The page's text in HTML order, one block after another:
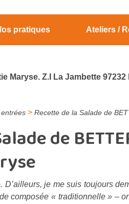
pratiques Ateliers /
Maryse. Z.I La Jambette
> Recette de la Salade de
de
D’ailleurs, je me suis toujours
composée « traditionnelle » –